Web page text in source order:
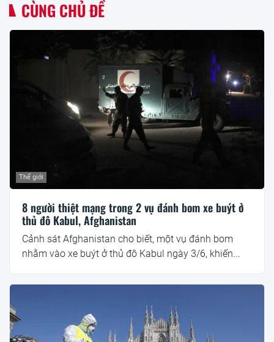
CÙNG CHỦ ĐỀ
Thế giới
8 người thiệt mạng trong 2 vụ đánh bom xe buýt ở
thủ đô Kabul, Afghanistan
Cảnh sát Afghanistan cho biết, một vụ đánh bom
nhằm vào xe buýt ở thủ đô Kabul ngày 3/6, khiến...